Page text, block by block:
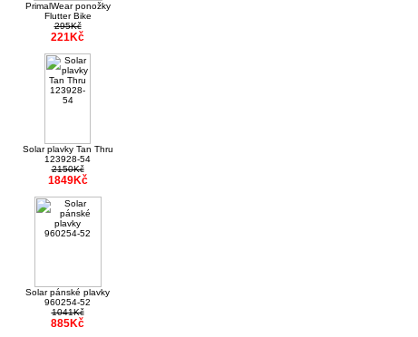
PrimalWear ponožky
Flutter Bike
295Kč
221Kč
Solar plavky Tan Thru
123928-54
2150Kč
1849Kč
Solar pánské plavky
960254-52
1041Kč
885Kč